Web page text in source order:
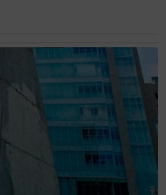
キン、プリップリのホ
ナーまで、死角なしの
いな筆者はひとりで完
に焼けば２人でも十分楽